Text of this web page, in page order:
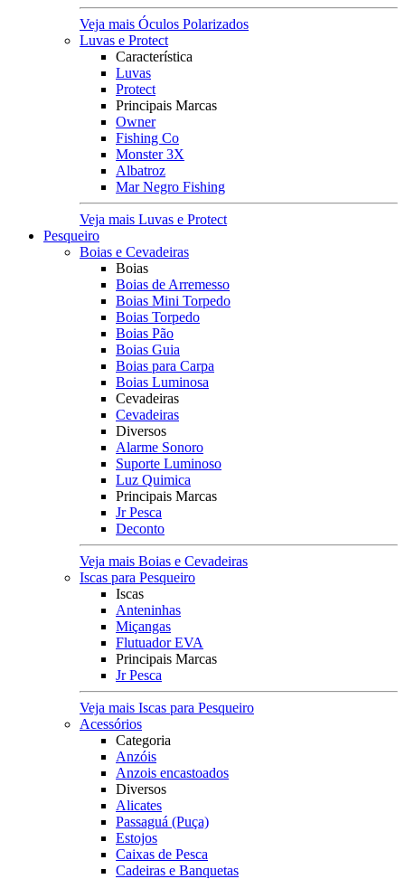
Veja mais Óculos Polarizados
Luvas e Protect
Característica
Luvas
Protect
Principais Marcas
Owner
Fishing Co
Monster 3X
Albatroz
Mar Negro Fishing
Veja mais Luvas e Protect
Pesqueiro
Boias e Cevadeiras
Boias
Boias de Arremesso
Boias Mini Torpedo
Boias Torpedo
Boias Pão
Boias Guia
Boias para Carpa
Boias Luminosa
Cevadeiras
Cevadeiras
Diversos
Alarme Sonoro
Suporte Luminoso
Luz Quimica
Principais Marcas
Jr Pesca
Deconto
Veja mais Boias e Cevadeiras
Iscas para Pesqueiro
Iscas
Anteninhas
Miçangas
Flutuador EVA
Principais Marcas
Jr Pesca
Veja mais Iscas para Pesqueiro
Acessórios
Categoria
Anzóis
Anzois encastoados
Diversos
Alicates
Passaguá (Puça)
Estojos
Caixas de Pesca
Cadeiras e Banquetas